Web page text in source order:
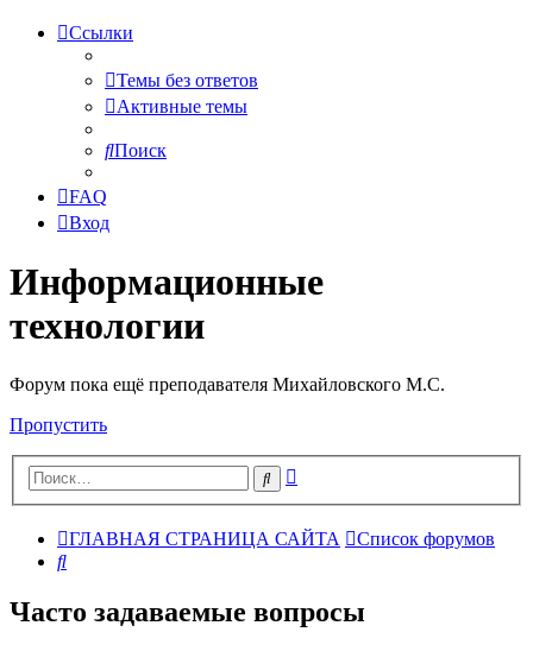
Ссылки
Темы без ответов
Активные темы
Поиск
FAQ
Вход
Информационные
технологии
Форум пока ещё преподавателя Михайловского М.С.
Пропустить
Поиск
ГЛАВНАЯ СТРАНИЦА САЙТА
Список форумов
Поиск
Часто задаваемые вопросы